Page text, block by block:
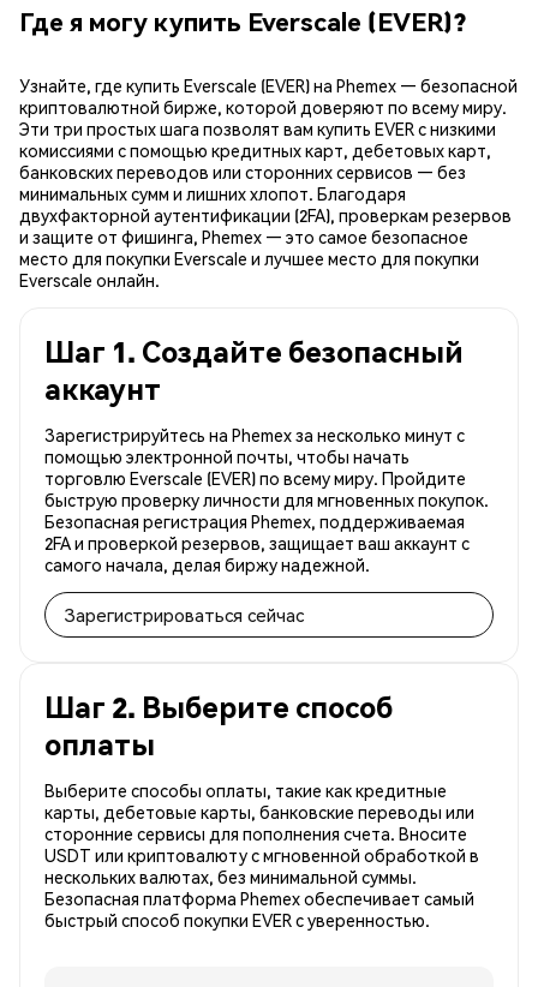
Где я могу купить Everscale (EVER)?
Узнайте, где купить Everscale (EVER) на Phemex — безопасной
криптовалютной бирже, которой доверяют по всему миру.
Эти три простых шага позволят вам купить EVER с низкими
комиссиями с помощью кредитных карт, дебетовых карт,
банковских переводов или сторонних сервисов — без
минимальных сумм и лишних хлопот. Благодаря
двухфакторной аутентификации (2FA), проверкам резервов
и защите от фишинга, Phemex — это самое безопасное
место для покупки Everscale и лучшее место для покупки
Everscale онлайн.
Шаг 1. Создайте безопасный
аккаунт
Зарегистрируйтесь на Phemex за несколько минут с
помощью электронной почты, чтобы начать
торговлю Everscale (EVER) по всему миру. Пройдите
быструю проверку личности для мгновенных покупок.
Безопасная регистрация Phemex, поддерживаемая
2FA и проверкой резервов, защищает ваш аккаунт с
самого начала, делая биржу надежной.
Зарегистрироваться сейчас
Шаг 2. Выберите способ
оплаты
Выберите способы оплаты, такие как кредитные
карты, дебетовые карты, банковские переводы или
сторонние сервисы для пополнения счета. Вносите
USDT или криптовалюту с мгновенной обработкой в
нескольких валютах, без минимальной суммы.
Безопасная платформа Phemex обеспечивает самый
быстрый способ покупки EVER с уверенностью.